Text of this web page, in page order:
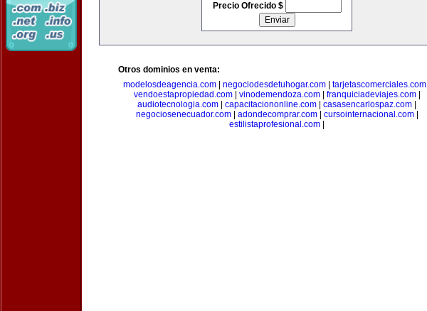
Precio Ofrecido $
Otros dominios en venta:
modelosdeagencia.com
negociodesdetuhogar.com tarjetascomerciales.com
vendoestapropiedad.com| vinodemendoza.com| franquiciadeviajes.com|
audiotecnologia.com
capacitaciononline.com casasencarlospaz.com
negociosenecuador.com| adondecomprar.com| cursointernacional.com|
estilistaprofesional.com